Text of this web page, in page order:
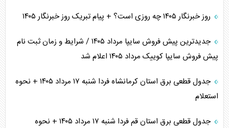
روز خبرنگار ۱۴۰۵ چه روزی است؟ + پیام تبریک روز خبرنگار ۱۴۰۵
جدیدترین پیش فروش سایپا مرداد ۱۴۰۵ / شرایط و زمان ثبت نام
پیش فروش سایپا کوییک مرداد ۱۴۰۵ اعلام شد
جدول قطعی برق استان کرمانشاه فردا شنبه ۱۷ مرداد ۱۴۰۵ + نحوه
استعلام
جدول قطعی برق استان قم فردا شنبه ۱۷ مرداد ۱۴۰۵ + نحوه